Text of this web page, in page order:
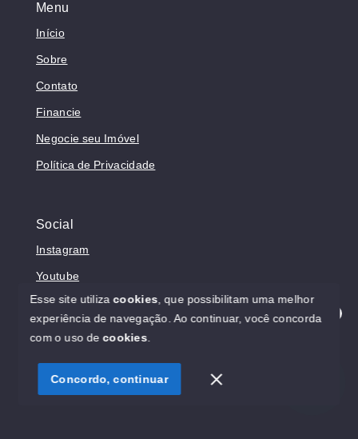
Olá! Estamos disponíveis para te ajudar.
Menu
Início
Sobre
Contato
Financie
Negocie seu Imóvel
Política de Privacidade
Social
Instagram
Youtube
© Copyright 2026 - Prosperita Negócios Imobiliários -
SITE PARA IMOBILIARIA
Esse site utilizacookies , que possibilitam uma melhor
experiência de navegação. Ao continuar, você concorda
com o uso decookies
Concordo, continuar